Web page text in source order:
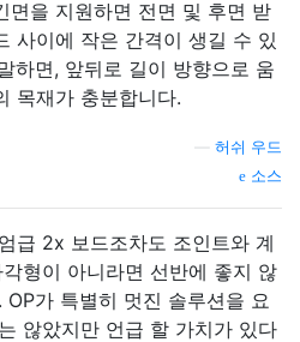
면을 지원하면 전면 및 후면 받
사이에 작은 간격이 생길 수 있
하면, 앞뒤로 길이 방향으로 움
목재가 충분합니다.
허쉬 우드
소스
급 2x 보드조차도 조인트와 계
형이 아니라면 선반에 좋지 않
OP가 특별히 멋진 솔루션을 요
않았지만 언급 할 가치가 있다